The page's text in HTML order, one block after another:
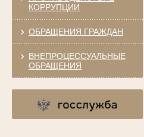
КОРРУПЦИИ
ОБРАЩЕНИЯ ГРАЖДАН
ВНЕПРОЦЕССУАЛЬНЫЕ
ОБРАЩЕНИЯ